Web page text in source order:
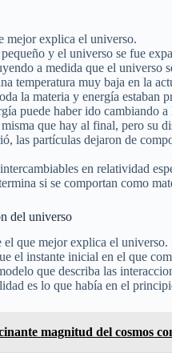
mejor explica el universo.
y el universo se fue
a medida que el universo
temperatura muy baja en la
la materia y energía estaban
puede haber ido cambiando
que hay al final, pero su
las partículas dejaron de
en relatividad
si se comportan como
del universo
que mejor explica el
el instante inicial en el que
que describa las
es lo que había en el
magnitud del cosmos